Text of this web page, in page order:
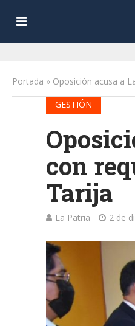
Portada » Oposición acusa a
GESTIÓN
con
Tarija
La Patria 2 de